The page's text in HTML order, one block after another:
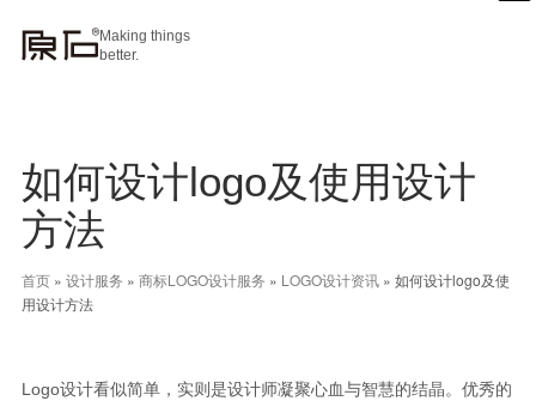
Making things
better.
如何设计logo及使用设计
方法
首页 » 设计服务 » 商标LOGO设计服务 » LOGO设计资讯 » 如何设计logo及使
用设计方法
Logo设计看似简单，实则是设计师凝聚心血与智慧的结晶。优秀的